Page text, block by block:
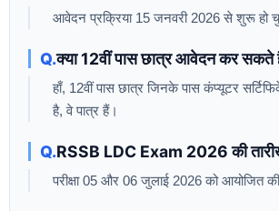
आवेदन प्रक्रिया 15 जनवरी 2026 से शुरू हो
क्या 12वीं पास छात्र आवेदन कर सकते
हाँ, 12वीं पास छात्र जिनके पास कंप्यूटर
है, वे पात्र हैं।
RSSB LDC Exam 2026 की
परीक्षा 05 और 06 जुलाई 2026 को आयोजित